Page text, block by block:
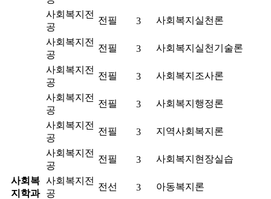
사회복
지학과
사회복지전
공
전필 3 사회복지실천론
사회복지전
공
전필 3 사회복지실천기술론
사회복지전
공
전필 3 사회복지조사론
사회복지전
공
전필 3 사회복지행정론
사회복지전
공
전필 3 지역사회복지론
사회복지전
공
전필 3 사회복지현장실습
사회복지전
공
전선 3 아동복지론